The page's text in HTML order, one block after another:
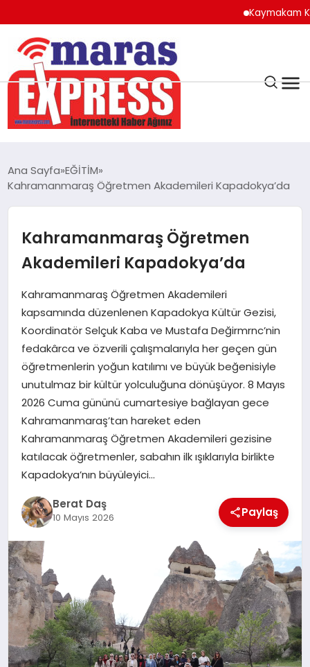
Kaymakam Kılıç’tan
K.MARAŞ
ANDIRIN
ÇAĞLAYANCERİT
BİZE ULAŞIN
GÖKSUN
TÜRKOĞLU
PAZARCIK
KÜNYE
NURHAK
Ana Sayfa EĞİTİM
Kahramanmaraş Öğretmen Akademileri Kapadokya’da
Kahramanmaraş Öğretmen
Akademileri Kapadokya’da
Kahramanmaraş Öğretmen Akademileri
kapsamında düzenlenen Kapadokya Kültür Gezisi,
Koordinatör Selçuk Kaba ve Mustafa Değirmrnc’nin
fedakârca ve özverili çalışmalarıyla her geçen gün
öğretmenlerin yoğun katılımı ve büyük beğenisiyle
unutulmaz bir kültür yolculuğuna dönüşüyor. 8 Mayıs
2026 Cuma gününü cumartesiye bağlayan gece
Kahramanmaraş’tan hareket eden
Kahramanmaraş Öğretmen Akademileri gezisine
katılacak öğretmenler, sabahın ilk ışıklarıyla birlikte
Kapadokya’nın büyüleyici…
Berat Daş
10 Mayıs 2026 Paylaş